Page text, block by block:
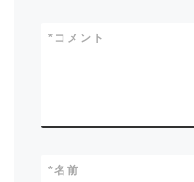
コメント
*
名前
*